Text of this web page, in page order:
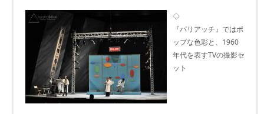
◇
『パリアッチ』ではポ
ップな色彩と、1960
年代を表すTVの撮影セ
ット